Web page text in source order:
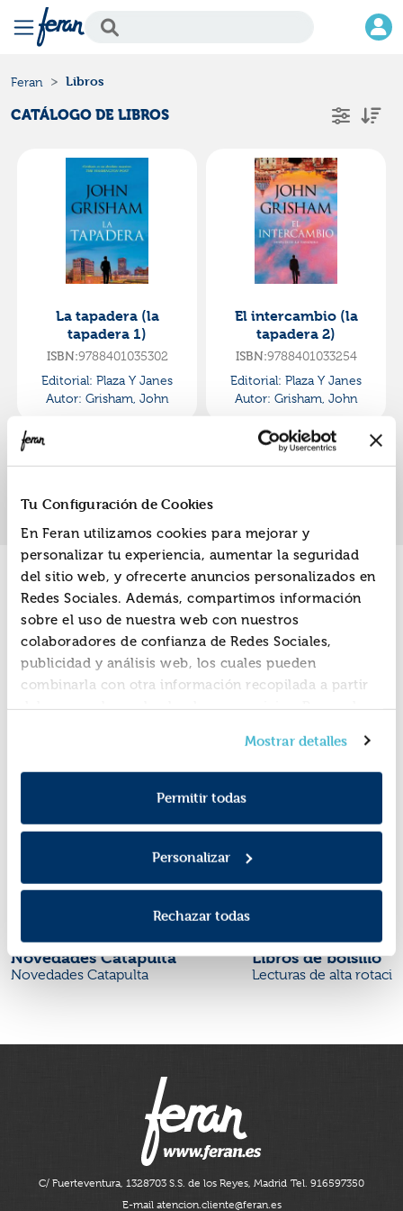
Tu Configuración de Cookies
En Feran utilizamos cookies para mejorar y
personalizar tu experiencia, aumentar la seguridad
del sitio web, y ofrecerte anuncios personalizados en
Redes Sociales. Además, compartimos información
sobre el uso de nuestra web con nuestros
colaboradores de confianza de Redes Sociales,
publicidad y análisis web, los cuales pueden
combinarla con otra información recopilada a partir
del uso que hayas hecho de sus servicios. Recuerda
consentimiento en cualquier momento. Para más
información consulta laPolítica de Cookiesy la
Política de Privacidad.
Mostrar detalles
Permitir todas
Personalizar
Rechazar todas
Feran Libros
CATÁLOGO DE LIBROS
La tapadera (la
tapadera 1)
ISBN:9788401035302
Editorial: Plaza Y Janes
Autor: Grisham, John
El intercambio (la
tapadera 2)
ISBN:9788401033254
Editorial: Plaza Y Janes
Autor: Grisham, John
Promociones
Novedades Catapulta
Novedades Catapulta
Libros de bolsillo
Lecturas de alta
C/ Fuerteventura, 1328703 S.S. de los Reyes, Madrid Tel. 916597350
E-mail atencion.cliente@feran.es